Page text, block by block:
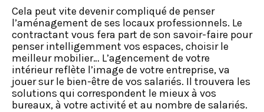
Cela peut vite devenir compliqué de penser
l’aménagement de ses locaux professionnels. Le
contractant vous fera part de son savoir-faire pour
penser intelligemment vos espaces, choisir le
meilleur mobilier… L’agencement de votre
intérieur reflète l’image de votre entreprise, va
jouer sur le bien-être de vos salariés. Il trouvera les
solutions qui correspondent le mieux à vos
bureaux, à votre activité et au nombre de salariés.